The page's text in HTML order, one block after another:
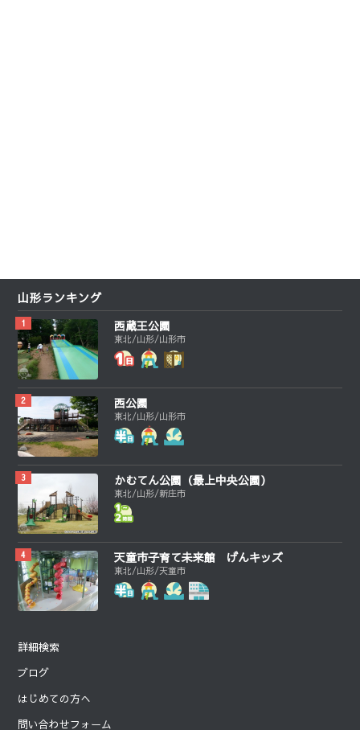
山形ランキング
西蔵王公園
東北/山形/山形市
西公園
東北/山形/山形市
かむてん公園（最上中央公園）
東北/山形/新庄市
天童市子育て未来館 げんキッズ
東北/山形/天童市
詳細検索
ブログ
はじめての方へ
問い合わせフォーム